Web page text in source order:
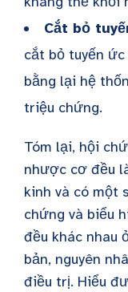
Cắt bỏ
cắt bỏ tuyến
bằng lại hệ
triệu chứng.
Tóm lại, hội
nhược cơ đều
kinh và có một
chứng và biểu
đều khác nhau
bản, nguyên
điều trị. Hiểu